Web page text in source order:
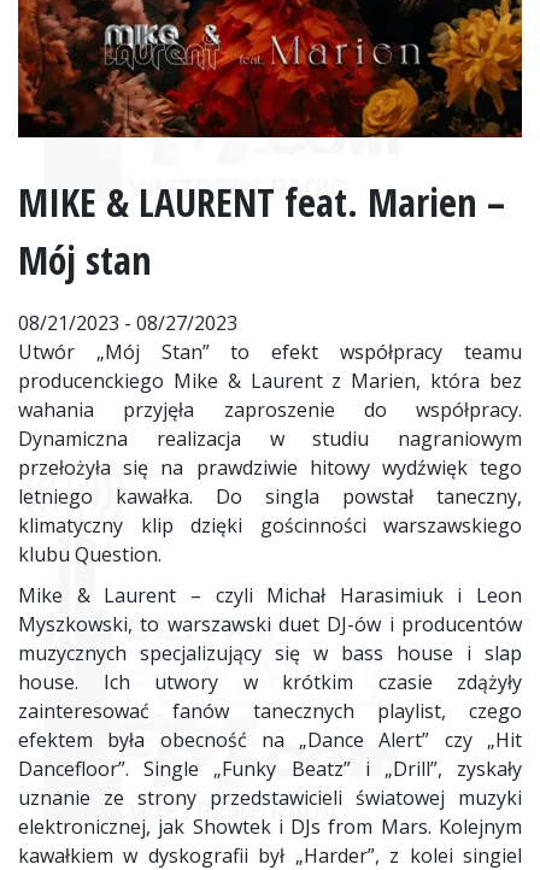
MIKE & LAURENT feat. Marien –
Mój stan
08/21/2023 - 08/27/2023
Utwór „Mój Stan” to efekt współpracy teamu
producenckiego Mike & Laurent z Marien, która bez
wahania przyjęła zaproszenie do współpracy.
Dynamiczna realizacja w studiu nagraniowym
przełożyła się na prawdziwie hitowy wydźwięk tego
letniego kawałka. Do singla powstał taneczny,
klimatyczny klip dzięki gościnności warszawskiego
klubu Question.
Mike & Laurent – czyli Michał Harasimiuk i Leon
Myszkowski, to warszawski duet DJ-ów i producentów
muzycznych specjalizujący się w bass house i slap
house. Ich utwory w krótkim czasie zdążyły
zainteresować fanów tanecznych playlist, czego
efektem była obecność na „Dance Alert” czy „Hit
Dancefloor”. Single „Funky Beatz” i „Drill”, zyskały
uznanie ze strony przedstawicieli światowej muzyki
elektronicznej, jak Showtek i DJs from Mars. Kolejnym
kawałkiem w dyskografii był „Harder”, z kolei singiel